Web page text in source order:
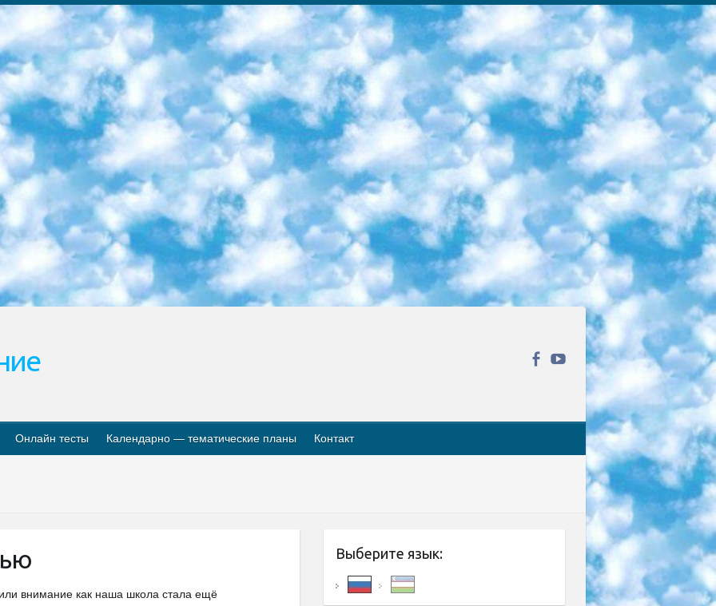
экзамен ориентирован на творческое и логическое мышление при подготовке базы материалов учитывать введение заданий. 5. Следует отметить, что: сертификат государственного образца о знании общеобразовательного предмета и как минимум национальный уровень B1 по предметам на иностранных языках, указанным в Приложении 2. или международно признанный сертификат эквивалентного уровня студенты, изучающие определенный предмет, освобождаются от экзамена; по соответствующим предметам запланирована итоговая государственная аттестация за день до дня, путем жеребьевки Рабочей группой (в письменной форме по предметам, проводимым в форме) из числа сформированных вариантов выбрано 2 варианта; 2 выбранных варианта экзамена анонсированы на официальном сайте министерства и все выпускники по всей стране на основе этих вариантов проводит итоговую государственную аттестацию. 6. Государственное образование учащихся средних общеобразовательных учреждений. знания в соответствии с квалификационными требованиями, которые необходимо приобрести на основании стандартов итоговый (выпускной) контроль для 9 и 11 классов в целях тестирования Экзамены (далее – экзамены) состоят из предметов, перечисленных в приложении 1. будет сделано. 7. Экзамены пройдут с 26 мая по 15 июня 2024 г. (кроме науки физического воспитания). 8. Физическая для учащихся 9 классов общесредних образовательных учреждений. Экзамены по предмету «Образование, квалификация медицина» 1-6 мая 2024 года. сотрудники перевести под присмотр (с отклонениями в физическом или умственном развитии) специализированная школа для детей, школы-интернаты и со сколиозом школы-интернаты санаторного типа для больных детей исключены). 9. Он был слепым, слабовидящим и имел нарушения опорно-двигательного аппарата. экзамены в специализированных школах и интернатах для детей должны проводиться исходя из требований, предъявляемых к общеобразовательным учреждениям (физкультура кроме науки). 10. Специализированная школа для глухих и слабослышащих детей. и экзамены в интернатах и быть реализован в виде письменного теста по математике. 11. Специальность для умственно отсталых детей. Для 9 класса Родной язык и литературное письмо Государственный язык (язык обучения – узбекский). для неклассов) написано Математическое письмо Письменная/устная история Узбекистана Физическое воспитание практично Итоговый контроль Для 11 класса Написание родного языка и литературы (эссе) Математическое письмо Узбекский язык (обучение на узбекском языке) не посещающее общее среднее образование для учреждений)/Образовательное учреждение выбор письменный и устный Иностранный язык письменный/устный Письменная/устная история Узбекистана *По выбору студента:  Химия  Физика  Основы государственного права  География 10 бесплатных образовательных ресурсов - Мы составили подборку онлайн-проектов с интерактивными упражнениями, видеолекциями и статьями. Они помогут вам обрести новые и освежить старые знания бесплатно. 1. «ИНТУИТ» Старейшая образовательная площадка Рунета. Здесь вы найдёте сотни текстовых и видеокурсов на десятки различных тем — от программирования до психологии. Многие курсы подготовлены российскими университетами и крупными международными компаниями вроде Intel и Microsoft. Самостоятельное обучение бесплатное, но желающие могут оплатить услуги персональных наставников. 2. «Смартия» знакомит с актуальными профессиями и подсказывает, как им обучаться. Выбрав заинтересовавшую вас специальность — SMM-специалист, фотограф, веб-дизайнер или другую, — увидите список необходимых для неё умений. Чтобы вы могли освоить их самостоятельно, для каждого умения площадка отображает подборку ссылок на учебные материалы. Хотя «Смартия» ориентируется на русскоязычную аудиторию, часть контента всё же доступна только на английском. 3. «Лекторий Физтеха» Проект Московского физико-технического института (Физтеха). С его помощью вы можете смотреть онлайн серии лекций, записанные на видео в этом вузе. В числе доступных предметов — физика, биология, химия, информационные технологии и другие. К некоторым лекциям администрация ресурса прилагает готовые конспекты, которые можно скачивать в PDF-формате. 4. ITMOcourses Онлайн-площадка Санкт-Петербургского национального исследовательского университета информационных технологий, механики и оптики (ИТМО). Ресурс предоставляет свободный доступ к курсам, разработанным в этом вузе. Каталог материалов разбит на четыре категории: «Оптические системы и технологии», «Приборостроение и робототехника», «Информационные технологии» и «Биотехнологии». Курсы состоят из видеолекций, интерактивных демонстраций и заданий. 5. «КиберЛенинка» Электронная научная библиотека открытого доступа. Каталог площадки регулярно обрастает текстами статей из различных научных изданий. Сгруппированные по журналам и рубрикам публикации можно читать онлайн или скачивать целиком в PDF-формате. Проект нацелен на популяризацию науки за счёт открытого доступа к качественной информации. 6. «ПостНаука» На этом ресурсе публикуют подборки видеолекций, составленные экспертами из разных отраслей и объединённые общими темами. Среди них, к примеру, есть серии «Биоинформатика и геномика», «Культура средневековой Скандинавии» и Cinema Studies о теории кино. Каждая подборка лекций — логически связанная история, рассказанная экспертом от первого лица. Кроме того, на сайте появляются научно-образовательные статьи и тесты на разные темы. 7. «Newочём» Команда проекта «Newочём» отбирает самые интересные тексты из англоязычных СМИ и переводит те из них, за которые голосуют участники сообщества «ВКонтакте». По большей части это научно-популярные статьи. Редакторы придумывают лишь заголовки, в остальном содержание переводов соответствует оригиналам. Полные тексты можно читать прямо в социальной сети. 8. InternetUrok Онлайн-база материалов по основным дисциплинам школьной программы. Информация на сайте структурирована по классам, предметам и темам (урокам). Каждый урок состоит из видеолекций и конспектов. Есть также интерактивные тренажёры и тесты для закрепления пройденного материала. Даже если вы давно окончили школу, возможность повторить программу старших классов всегда может пригодиться. 9. Edutainme Ещё один ресурс об образовании. В отличие от Newtonew, как мне кажется, Edutainme больше ориентируется на представителей индустрии: педагогов, предпринимателей, разработчиков образовательных проектов. Но и любой, кто просто стремится к саморазвитию, найдёт на сайте много полезного и интересного для себя. Например, информацию о новых курсах и образовательных сервисах. 10. Newtonew Онлайн-медиа об образовании и обучении в широком смысле. Авторы Newtonew пишут об инструментах, заведениях, тактиках и стратегиях, которые помогают учить других и получать новые знания самостоятельно. На этой площадке вы найдёте новости, обзоры, аналитические мат
Онлайн тесты Календарно — тематические планы Контакт
внимание как наша школа стала ещё
Выберите язык: